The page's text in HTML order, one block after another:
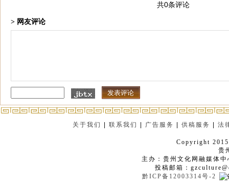
共0条评论
> 网友评论
关于我们 |联系我们 广告服务 |供稿服务 |法
Copyright
贵
主办：贵州文化网融媒体
投稿邮箱：
黔ICP备12003314号-2